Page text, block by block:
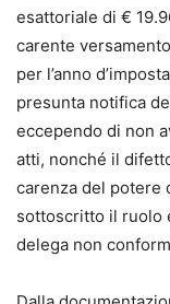
esattoriale di €
carente
per l’anno
presunta notifica
eccependo di non
atti, nonché il
carenza del potere
sottoscritto il ruolo
delega non